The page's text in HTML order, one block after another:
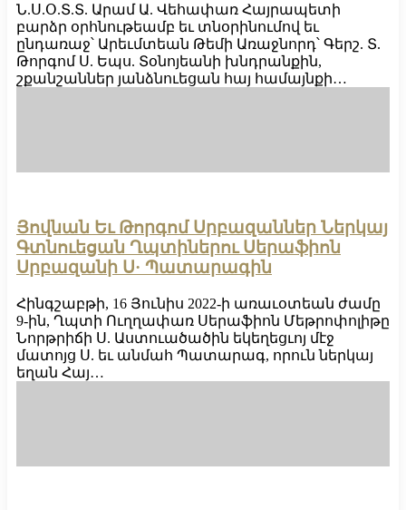
Ն.Ս.Օ.Տ.Տ. Արամ Ա. Վեհափառ Հայրապետի
բարձր օրհնութեամբ եւ տնօրինումով եւ
ընդառաջ՝ Արեւմտեան Թեմի Առաջնորդ՝ Գերշ. Տ.
Թորգոմ Ս. Եպս. Տօնոյեանի խնդրանքին,
շքանշաններ յանձնուեցան հայ համայնքի…
Յովնան Եւ Թորգոմ Սրբազաններ Ներկայ
Գտնուեցան Ղպտիներու Սերաֆիոն
Սրբազանի Ս· Պատարագին
Հինգշաբթի, 16 Յունիս 2022-ի առաւօտեան ժամը
9-ին, Ղպտի Ուղղափառ Սերաֆիոն Մեթրոփոլիթը
Նորթրիճի Ս. Աստուածածին եկեղեցւոյ մէջ
մատոյց Ս. եւ անմահ Պատարագ, որուն ներկայ
եղան Հայ…